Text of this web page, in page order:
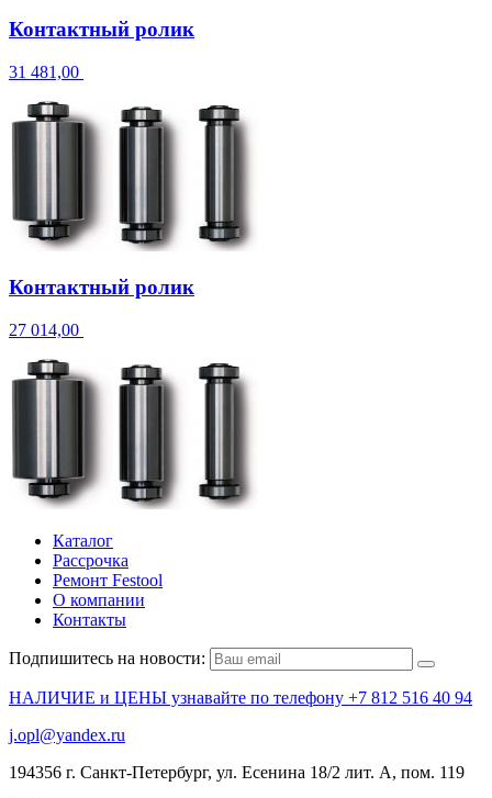
Контактный ролик
31 481,00
Контактный ролик
27 014,00
Каталог
Рассрочка
Ремонт Festool
О компании
Контакты
Подпишитесь на новости:
НАЛИЧИЕ и ЦЕНЫ узнавайте по телефону +7 812 516 40 94
j.opl@yandex.ru
194356 г. Санкт-Петербург, ул. Есенина 18/2 лит. А, пом. 119